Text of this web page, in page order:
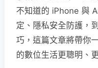
不知道的 iPhone 與
定、隱私安全防護，
巧，這篇文章將帶你
的數位生活更聰明、